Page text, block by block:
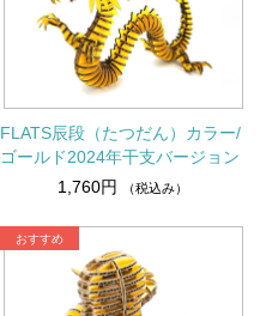
FLATS辰段（たつだん）カラー/
ゴールド2024年干支バージョン
1,760円
（税込み）